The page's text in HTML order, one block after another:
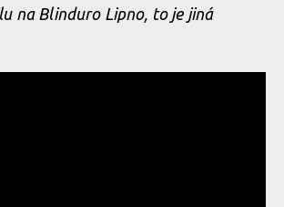
na Blinduro Lipno, to je jiná